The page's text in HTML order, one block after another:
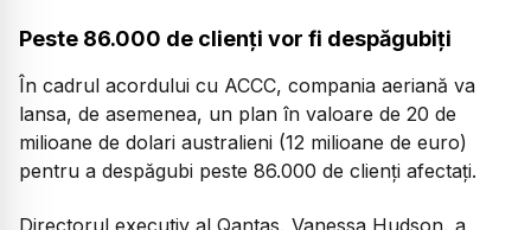
Peste 86.000 de clienți vor fi despăgubiți
În cadrul acordului cu ACCC, compania aeriană va
lansa, de asemenea, un plan în valoare de 20 de
milioane de dolari australieni (12 milioane de euro)
pentru a despăgubi peste 86.000 de clienți afectați.